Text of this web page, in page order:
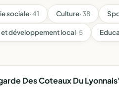
sociale· 41 Culture· 38
et développement local· 5
Des Coteaux Du